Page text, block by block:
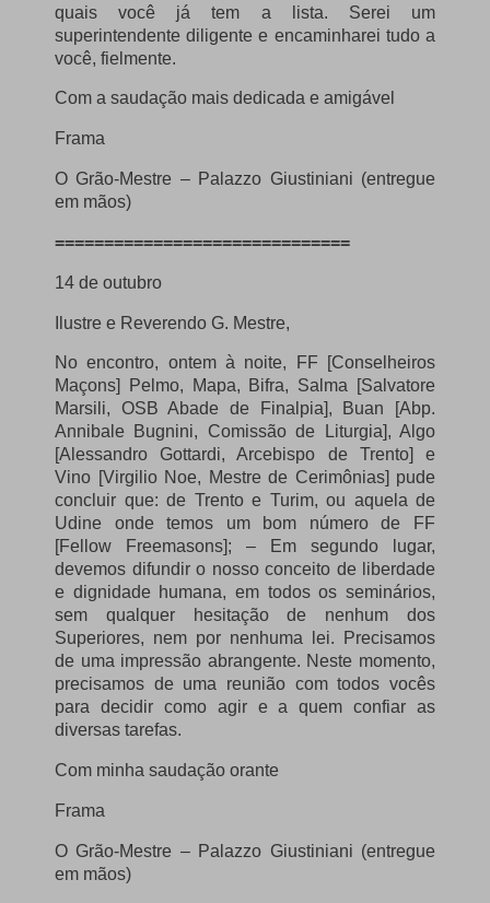
quais você já tem a lista. Serei um
superintendente diligente e encaminharei tudo a
você, fielmente.
Com a saudação mais dedicada e amigável
Frama
O Grão-Mestre – Palazzo Giustiniani (entregue
em mãos)
==============================
14 de outubro
Ilustre e Reverendo G. Mestre,
No encontro, ontem à noite, FF [Conselheiros
Maçons] Pelmo, Mapa, Bifra, Salma [Salvatore
Marsili, OSB Abade de Finalpia], Buan [Abp.
Annibale Bugnini, Comissão de Liturgia], Algo
[Alessandro Gottardi, Arcebispo de Trento] e
Vino [Virgilio Noe, Mestre de Cerimônias] pude
concluir que: de Trento e Turim, ou aquela de
Udine onde temos um bom número de FF
[Fellow Freemasons]; – Em segundo lugar,
devemos difundir o nosso conceito de liberdade
e dignidade humana, em todos os seminários,
sem qualquer hesitação de nenhum dos
Superiores, nem por nenhuma lei.
Precisamos
de uma impressão abrangente. Neste momento,
precisamos de uma reunião com todos vocês
para decidir como agir e a quem confiar as
diversas tarefas.
Com minha saudação orante
Frama
O Grão-Mestre – Palazzo Giustiniani (entregue
em mãos)